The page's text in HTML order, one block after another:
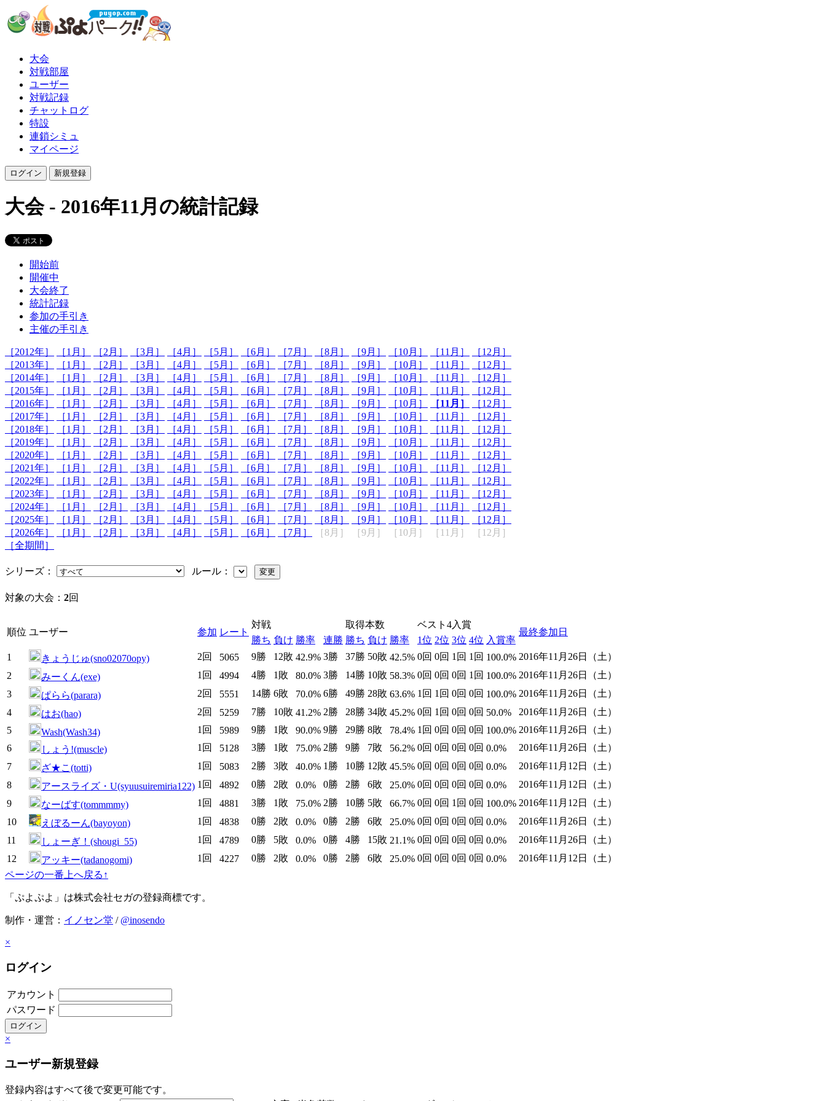
大会
対戦部屋
ユーザー
対戦記録
チャットログ
特設
連鎖シミュ
マイページ
大会 - 2016年11月の統計記録
開始前
開催中
大会終了
統計記録
参加の手引き
主催の手引き
［2012年］ ［1月］ ［2月］ ［3月］ ［4月］ ［5月］ ［6月］ ［7月］ ［8月］ ［9月］ ［10月］ ［11月］
［12月］
［2013年］
［1月］ ［2月］ ［3月］ ［4月］ ［5月］ ［6月］ ［7月］ ［8月］ ［9月］ ［10月］ ［11月］
［12月］
［2014年］
［1月］ ［2月］ ［3月］ ［4月］ ［5月］ ［6月］ ［7月］ ［8月］ ［9月］ ［10月］ ［11月］
［12月］
［2015年］
［1月］ ［2月］ ［3月］ ［4月］ ［5月］ ［6月］ ［7月］ ［8月］ ［9月］ ［10月］ ［11月］
［12月］
［2016年］
［1月］ ［2月］ ［3月］ ［4月］ ［5月］ ［6月］ ［7月］ ［8月］ ［9月］ ［10月］ ［11月］
［12月］
［2017年］
［1月］ ［2月］ ［3月］ ［4月］ ［5月］ ［6月］ ［7月］ ［8月］ ［9月］ ［10月］ ［11月］
［12月］
［2018年］
［1月］ ［2月］ ［3月］ ［4月］ ［5月］ ［6月］ ［7月］ ［8月］ ［9月］ ［10月］ ［11月］
［12月］
［2019年］
［1月］ ［2月］ ［3月］ ［4月］ ［5月］ ［6月］ ［7月］ ［8月］ ［9月］ ［10月］ ［11月］
［12月］
［2020年］
［1月］ ［2月］ ［3月］ ［4月］ ［5月］ ［6月］ ［7月］ ［8月］ ［9月］ ［10月］ ［11月］
［12月］
［2021年］
［1月］ ［2月］ ［3月］ ［4月］ ［5月］ ［6月］ ［7月］ ［8月］ ［9月］ ［10月］ ［11月］
［12月］
［2022年］
［1月］ ［2月］ ［3月］ ［4月］ ［5月］ ［6月］ ［7月］ ［8月］ ［9月］ ［10月］ ［11月］
［12月］
［2023年］
［1月］ ［2月］ ［3月］ ［4月］ ［5月］ ［6月］ ［7月］ ［8月］ ［9月］ ［10月］ ［11月］
［12月］
［2024年］
［1月］ ［2月］ ［3月］ ［4月］ ［5月］ ［6月］ ［7月］ ［8月］ ［9月］ ［10月］ ［11月］
［12月］
［2025年］
［1月］ ［2月］ ［3月］ ［4月］ ［5月］ ［6月］ ［7月］ ［8月］ ［9月］ ［10月］ ［11月］
［12月］
［2026年］
［1月］ ［2月］ ［3月］ ［4月］ ［5月］ ［6月］ ［7月］ ［8月］ ［9月］ ［10月］ ［11月］
［12月］
［全期間］
シリーズ： ルール：
対象の大会： 2回
順位 ユーザー 参加 レート
対戦 取得本数 ベスト4入賞
最終参加日
勝ち 負け 勝率 連勝 勝ち 負け 勝率 1位 2位 3位 4位 入賞率
1
きょうじゅ(sno02070opy) 2回 5065 9勝 12敗 42.9% 3勝 37勝 50敗 42.5% 0回 0回 1回 1回 100.0% 2016年11月26日（土）
2
みーくん(exe) 1回 4994 4勝 1敗 80.0% 3勝 14勝 10敗 58.3% 0回 0回 0回 1回 100.0% 2016年11月26日（土）
3
ぱらら(parara) 2回 5551 14勝 6敗 70.0% 6勝 49勝 28敗 63.6% 1回 1回 0回 0回 100.0% 2016年11月26日（土）
4
はお(hao) 2回 5259 7勝 10敗 41.2% 2勝 28勝 34敗 45.2% 0回 1回 0回 0回 50.0%
2016年11月26日（土）
5
Wash(Wash34) 1回 5989 9勝 1敗 90.0% 9勝 29勝 8敗 78.4% 1回 0回 0回 0回 100.0% 2016年11月26日（土）
6
しょう!(muscle) 1回 5128 3勝 1敗 75.0% 2勝 9勝 7敗 56.2% 0回 0回 0回 0回 0.0%
2016年11月26日（土）
7
ざ★こ(totti) 1回 5083 2勝 3敗 40.0% 1勝 10勝 12敗 45.5% 0回 0回 0回 0回 0.0%
2016年11月12日（土）
8
アースライズ・U(syuusuiremiria122) 1回 4892 0勝 2敗 0.0% 0勝 2勝 6敗 25.0% 0回 0回 0回 0回 0.0%
2016年11月12日（土）
9
なーばす(tommmmy) 1回 4881 3勝 1敗 75.0% 2勝 10勝 5敗 66.7% 0回 0回 1回 0回 100.0% 2016年11月12日（土）
10
えぼるーん(bayoyon) 1回 4838 0勝 2敗 0.0% 0勝 2勝 6敗 25.0% 0回 0回 0回 0回 0.0%
2016年11月26日（土）
11
しょーぎ！(shougi_55) 1回 4789 0勝 5敗 0.0% 0勝 4勝 15敗 21.1% 0回 0回 0回 0回 0.0%
2016年11月26日（土）
12
アッキー(tadanogomi) 1回 4227 0勝 2敗 0.0% 0勝 2勝 6敗 25.0% 0回 0回 0回 0回 0.0%
2016年11月12日（土）
ページの一番上へ戻る↑
「ぷよぷよ」は株式会社セガの登録商標です。
制作・運営： イノセン堂 / @inosendo
×
ログイン
アカウント
パスワード
×
ユーザー新規登録
登録内容はすべて後で変更可能です。